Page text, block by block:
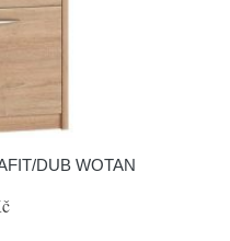
DUB WOTAN